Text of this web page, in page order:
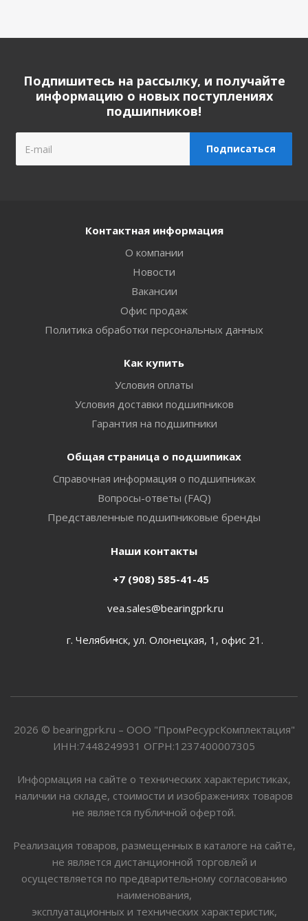
Подпишитесь на рассылку, и получайте
информацию о новых поступлениях
подшипников!
Контактная информация
О компании
Новости
Вакансии
Офис продаж
Политика обработки персональных данных
Как купить
Условия оплаты
Условия доставки подшипников
Гарантия на подшипники
Общая страница о подшипиках
Справочная информация о подшипниках
Вопросы-ответы (FAQ)
Представленные подшипниковые бренды
Наши контакты
+7 (908) 585-41-45
vea.sales@bearingprk.ru
г. Челябинск, ул. Олонецкая, 1, офис 21.
2026 © bearingprk.ru – ООО "ПромРесурсКомплектация"
ИНН:7448249931 ОГРН:1237400007305
Информация на сайте о технических характеристиках,
наличии на складе, стоимости и изображениях товаров
не является публичной офертой.
Реализация товаров, размещенных в каталоге на сайте,
не является дистанционной торговлей и
осуществляется по предварительному согласованию
наименования,
эксплуатационных и технических характеристик,